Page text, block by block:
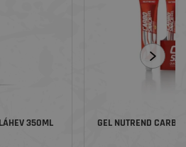
350ML GEL NUTREND